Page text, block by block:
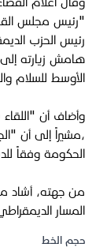
"رئيس مجلس
رئيس الحزب
هامش زيارته
الأوسط للسلام
وأضاف أن "اللقاء
،مشيراً إلى أن
الحكومة وفقاً
من جهته، أشاد
المسار
حجم الخط